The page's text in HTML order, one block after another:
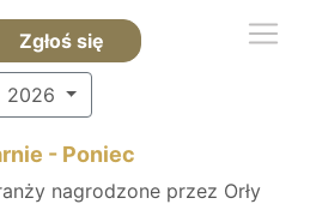
Zgłoś się
2026
- Poniec
nagrodzone przez Orły